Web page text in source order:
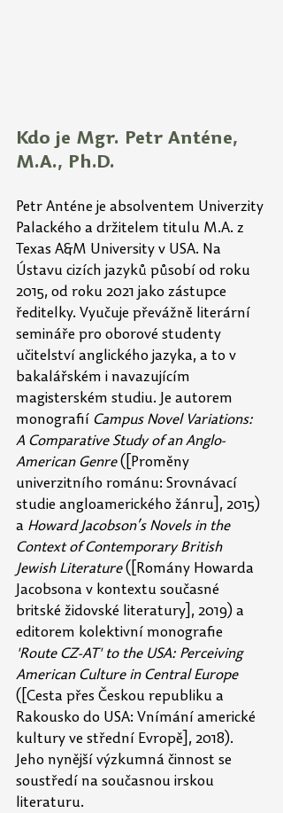
Kdo je Mgr. Petr Anténe,
M.A., Ph.D.
Petr Anténe je absolventem Univerzity
Palackého a držitelem titulu M.A. z
Texas A&M University v USA. Na
Ústavu cizích jazyků působí od roku
2015, od roku 2021 jako zástupce
ředitelky. Vyučuje převážně literární
semináře pro oborové studenty
učitelství anglického jazyka, a to v
bakalářském i navazujícím
magisterském studiu. Je autorem
monografií Campus Novel Variations:
A Comparative Study of an Anglo-
American Genre ([Proměny
univerzitního románu: Srovnávací
studie angloamerického žánru], 2015)
a Howard Jacobson’s Novels in the
Context of Contemporary British
Jewish Literature ([Romány Howarda
Jacobsona v kontextu současné
britské židovské literatury], 2019) a
editorem kolektivní monografie
'Route CZ-AT' to the USA: Perceiving
American Culture in Central Europe
([Cesta přes Českou republiku a
Rakousko do USA: Vnímání americké
kultury ve střední Evropě], 2018).
Jeho nynější výzkumná činnost se
soustředí na současnou irskou
literaturu.